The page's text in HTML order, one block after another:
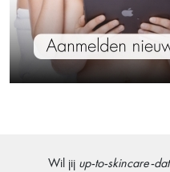
Wil jij up-to-skincare-